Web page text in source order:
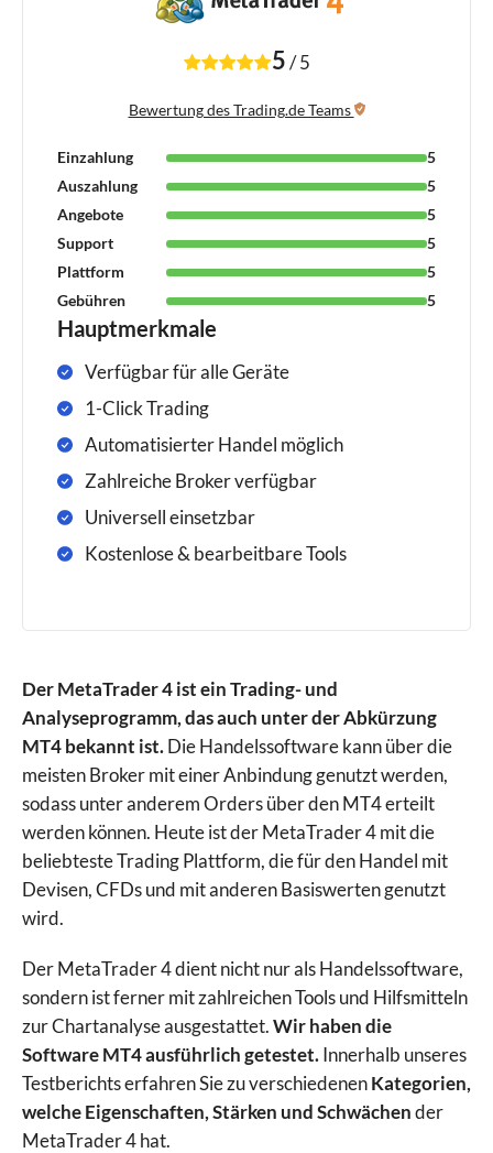
5/ 5
Bewertung des Trading.de Teams
Einzahlung
5
Auszahlung
5
Angebote
5
Support
5
Plattform
5
Gebühren
5
Hauptmerkmale
Verfügbar für alle Geräte
1-Click Trading
Automatisierter Handel möglich
Zahlreiche Broker verfügbar
Universell einsetzbar
Kostenlose & bearbeitbare Tools
Der MetaTrader 4 ist ein Trading- und
Analyseprogramm, das auch unter der Abkürzung
MT4 bekannt ist.Die Handelssoftware kann über die
meisten Broker mit einer Anbindung genutzt werden,
sodass unter anderem Orders über den MT4 erteilt
werden können. Heute ist der MetaTrader 4 mit die
beliebteste Trading Plattform, die für den Handel mit
Devisen, CFDs und mit anderen Basiswerten genutzt
wird.
Der MetaTrader 4 dient nicht nur als Handelssoftware,
sondern ist ferner mit zahlreichen Tools und Hilfsmitteln
zur Chartanalyse ausgestattet.Wir haben die
Software MT4 ausführlich getestet.Innerhalb unseres
Testberichts erfahren Sie zu verschiedenenKategorien,
welche Eigenschaften, Stärken und Schwächender
MetaTrader 4 hat.